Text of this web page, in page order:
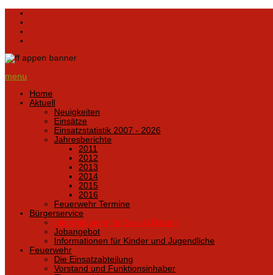
menu
Home
Aktuell
Neuigkeiten
Einsätze
Einsatzstatistik 2007 - 2026
Jahresberichte
2011
2012
2013
2014
2015
2016
Feuerwehr Termine
Bürgerservice
Informationen für Sie als Bürger
Jobangebot
Informationen für Kinder und Jugendliche
Feuerwehr
Die Einsatzabteilung
Vorstand und Funktionsinhaber